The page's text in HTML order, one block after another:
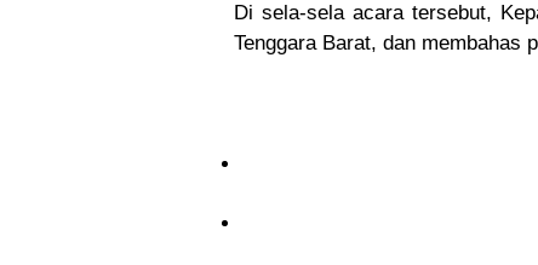
Di sela-sela acara tersebut,
Tenggara Barat, dan membahas